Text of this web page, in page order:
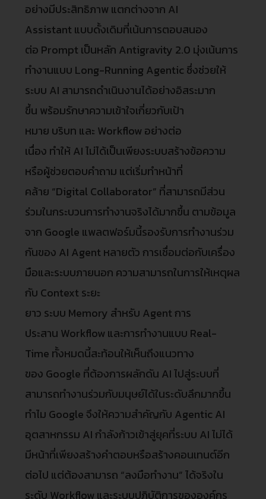
อย่างมีประสิทธิภาพ แตกต่างจาก AI
Assistant แบบดั้งเดิมที่เน้นการตอบสนอง
ต่อ Prompt เป็นหลัก Antigravity 2.0 มุ่งเน้นการ
ทำงานแบบ Long-Running Agentic ซึ่งช่วยให้
ระบบ AI สามารถดำเนินงานได้อย่างอิสระมาก
ขึ้น พร้อมรักษาความเข้าใจเกี่ยวกับเป้า
หมาย บริบท และ Workflow อย่างต่อ
เนื่อง ทำให้ AI ไม่ได้เป็นเพียงระบบสร้างข้อความ
หรือผู้ช่วยตอบคำถาม แต่เริ่มทำหน้าที่
คล้าย “Digital Collaborator” ที่สามารถมีส่วน
ร่วมในกระบวนการทำงานจริงได้มากขึ้น ตามข้อมูล
จาก Google แพลตฟอร์มนี้รองรับการทำงานร่วม
กันของ AI Agent หลายตัว การเชื่อมต่อกับเครื่อง
มือและระบบภายนอก ความสามารถในการให้เหตุผล
กับ Context ระยะ
ยาว ระบบ Memory สำหรับ Agent การ
ประสาน Workflow และการทำงานแบบ Real-
Time ทั้งหมดนี้สะท้อนให้เห็นถึงแนวทาง
ของ Google ที่ต้องการผลักดัน AI ไปสู่ระบบที่
สามารถทำงานร่วมกับมนุษย์ได้ในระดับลึกมากขึ้น
ทำไม Google จึงให้ความสำคัญกับ Agentic AI
อุตสาหกรรม AI กำลังก้าวเข้าสู่ยุคที่ระบบ AI ไม่ได้
มีหน้าที่เพียงสร้างคำตอบหรือสร้างคอนเทนต์อีก
ต่อไป แต่ต้องสามารถ “ลงมือทำงาน” ได้จริงใน
ระดับ Workflow และระบบปฏิบัติการขององค์กร